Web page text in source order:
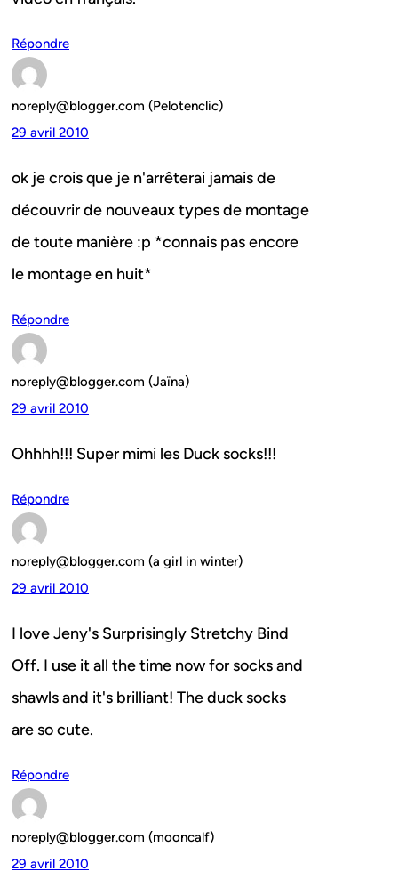
Répondre
noreply@blogger.com (Pelotenclic)
29 avril 2010
ok je crois que je n'arrêterai jamais de
découvrir de nouveaux types de montage
de toute manière :p *connais pas encore
le montage en huit*
Répondre
noreply@blogger.com (Jaïna)
29 avril 2010
Ohhhh!!! Super mimi les Duck socks!!!
Répondre
noreply@blogger.com (a girl in winter)
29 avril 2010
I love Jeny's Surprisingly Stretchy Bind
Off. I use it all the time now for socks and
shawls and it's brilliant! The duck socks
are so cute.
Répondre
noreply@blogger.com (mooncalf)
29 avril 2010